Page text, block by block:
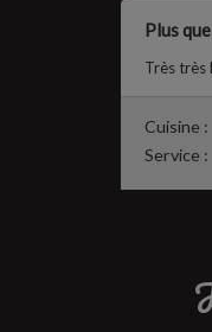
Plus
Très très
Cuisine :
Service :